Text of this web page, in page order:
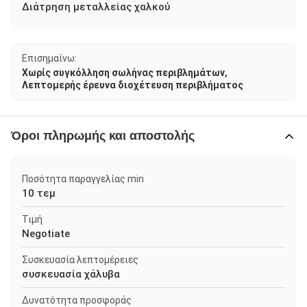
Διάτρηση μεταλλείας χαλκού
Επισημαίνω:
Χωρίς συγκόλληση σωλήνας περιβλημάτων,
Λεπτομερής έρευνα διοχέτευση περιβλήματος
Όροι πληρωμής και αποστολής
Ποσότητα παραγγελίας min
10 τεμ
Τιμή
Negotiate
Συσκευασία λεπτομέρειες
συσκευασία χάλυβα
Δυνατότητα προσφοράς